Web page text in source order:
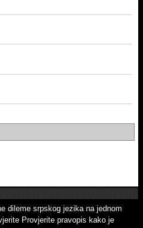
dileme srpskog jezika na jednom
Provjerite pravopis kako je